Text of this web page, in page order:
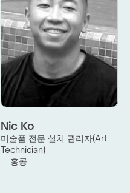
Nic Ko
미술품 전문 설치 관리자(Art
Technician)
홍콩